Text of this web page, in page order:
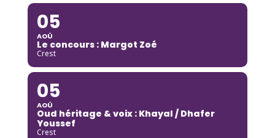
05
AOÛ
Le concours : Margot Zoé
Crest
05
AOÛ
Oud héritage & voix : Khayal / Dhafer
Youssef
Crest